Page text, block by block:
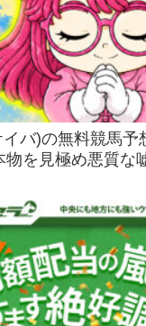
バ)の無料競馬予
を見極め悪質な